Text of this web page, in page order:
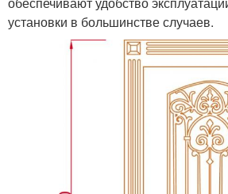
установки в большинстве случаев.